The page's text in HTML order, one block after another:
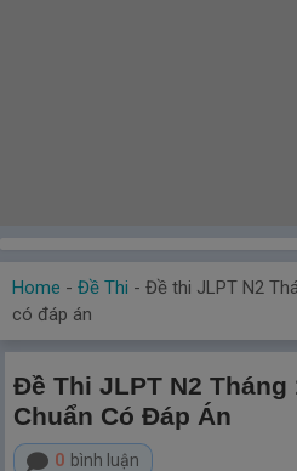
Home - Đề Thi - Đề thi JLPT N2
có đáp án
Đề Thi JLPT N2 Tháng
Chuẩn Có Đáp Án
0 bình luận